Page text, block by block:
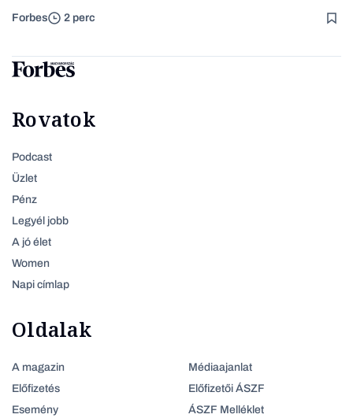
Forbes 2 perc
Rovatok
Podcast
Üzlet
Pénz
Legyél jobb
A jó élet
Women
Napi címlap
Oldalak
A magazin
Előfizetés
Esemény
Médiaajanlat
Előfizetői ÁSZF
ÁSZF Melléklet